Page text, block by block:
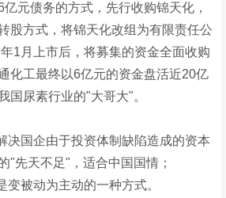
元债务的方式，先行收购锦天化，
股方式，将锦天化改组为有限责任公
1月上市后，将募集的资金全面收购
化工最终以6亿元的资金盘活近20亿
国尿素行业的"大哥大"。
决国企由于投资体制缺陷造成的资本
"先天不足"，适合中国国情；
变被动为主动的一种方式。